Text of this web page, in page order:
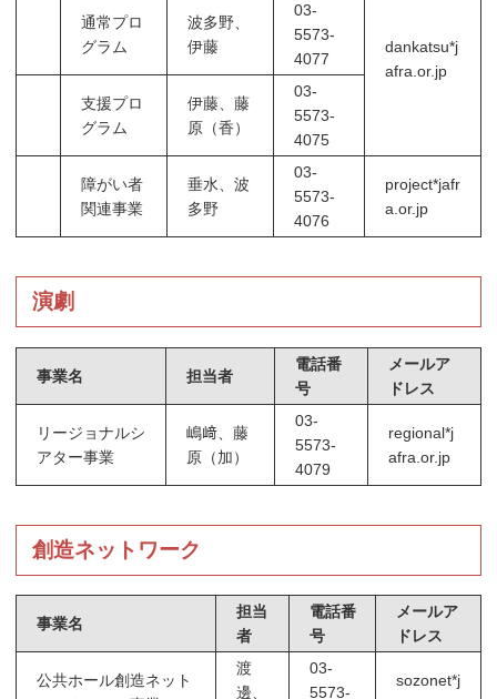
dankatsu*j
afra.or.jp
通常プロ
グラム
波多野、
伊藤
03-
5573-
4077
支援プロ
グラム
伊藤、藤
原（香）
03-
5573-
4075
障がい者
関連事業
垂水、波
多野
03-
5573-
4076
project*jafr
a.or.jp
演劇
事業名 担当者
電話番
号
メールア
ドレス
リージョナルシ
アター事業
嶋﨑、藤
原（加）
03-
5573-
4079
regional*j
afra.or.jp
創造ネットワーク
事業名
担当
者
電話番
号
メールア
ドレス
公共ホール創造ネット
渡
邊、
03-
5573-
sozonet*j